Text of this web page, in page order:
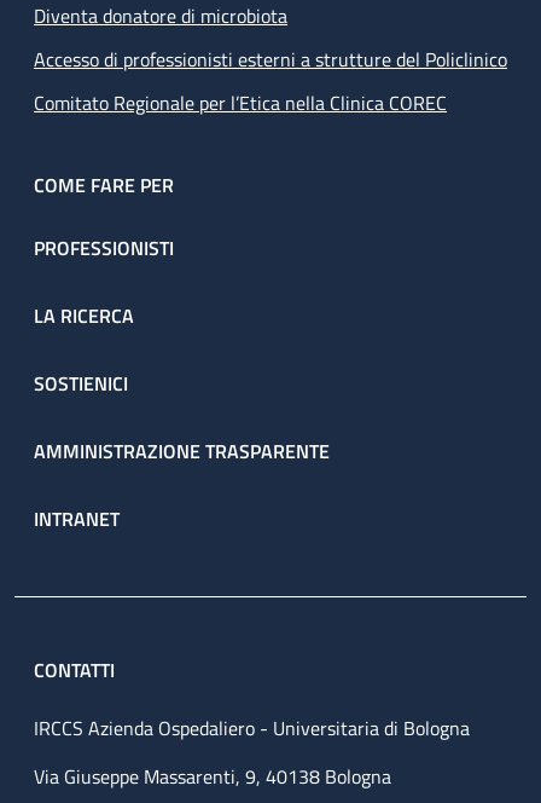
Diventa donatore di microbiota
Accesso di professionisti esterni a strutture del Policlinico
Comitato Regionale per l’Etica nella Clinica COREC
COME FARE PER
PROFESSIONISTI
LA RICERCA
SOSTIENICI
AMMINISTRAZIONE TRASPARENTE
INTRANET
CONTATTI
IRCCS Azienda Ospedaliero - Universitaria di Bologna
Via Giuseppe Massarenti, 9, 40138 Bologna